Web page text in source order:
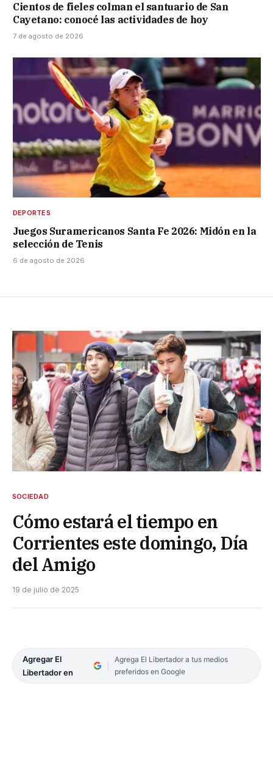
Cientos de fieles colman el santuario de San
Cayetano: conocé las actividades de hoy
7 de agosto de 2026
DEPORTES
Juegos Suramericanos Santa Fe 2026: Midón en la
selección de Tenis
6 de agosto de 2026
SOCIEDAD
Cómo estará el tiempo en
Corrientes este domingo, Día
del Amigo
19 de julio de 2025
Agregar El
Libertador en
Agrega El Libertador a tus medios
preferidos en Google